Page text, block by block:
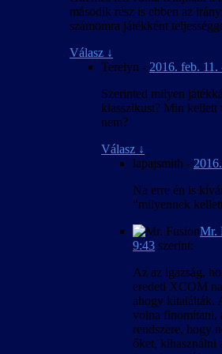
második rész is ebben az
számomra játékként
Válasz ↓
Terelyn - 2016. feb. 11.
Szerinted milyen
klasszikust? Min kellett
nem?
Válasz ↓
lapajsmith -
Na erre én is
“milyennek
Mr.
9:43 szerint:
Az az igazság,
eredeti XCOM
ahogy kitalálták.
volna finomítani,
rendszere, hogy
őket, kihasználni